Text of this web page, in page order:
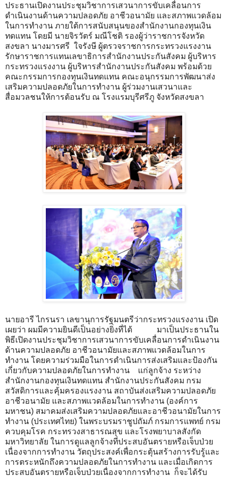
ประธานเปิดงานประชุมวิชาการเสวนาการขับเคลื่อนการ
ดำเนินงานด้านความปลอดภัย อาชีวอนามัย และสภาพแวดล้อม
ในการทำงาน ภายใต้การสนับสนุนของสำนักงานกองทุนเงิน
ทดแทน โดยมี นายจิรวัตร์ มณีโชติ รองผู้ว่าราชการจังหวัด
สงขลา นางมารศรี ใจรังษี ผู้ตรวจราชการกระทรวงแรงงาน
รักษาราชการแทนเลขาธิการสำนักงานประกันสังคม ผู้บริหาร
กระทรวงแรงงาน ผู้บริหารสำนักงานประกันสังคม พร้อมด้วย
คณะกรรมการกองทุนเงินทดแทน คณะอนุกรรมการพัฒนาส่ง
เสริมความปลอดภัยในการทำงาน ผู้ร่วมงานเสวนาและ
สื่อมวลชนให้การต้อนรับ ณ โรงแรมบุรีศรีภู จังหวัดสงขลา
นายอารี ไกรนรา เลขานุการรัฐมนตรีว่ากระทรวงแรงงาน เปิด
เผยว่า ผมมีความยินดีเป็นอย่างยิ่งที่ได้ มาเป็นประธานใน
พิธีเปิดงานประชุมวิชาการเสวนาการขับเคลื่อนการดำเนินงาน
ด้านความปลอดภัย อาชีวอนามัยและสภาพแวดล้อมในการ
ทำงาน โดยความร่วมมือในการดำเนินการส่งเสริมและป้องกัน
เกี่ยวกับความปลอดภัยในการทำงาน แก่ลูกจ้าง ระหว่าง
สำนักงานกองทุนเงินทดแทน สำนักงานประกันสังคม กรม
สวัสดิการและคุ้มครองแรงงาน สถาบันส่งเสริมความปลอดภัย
อาชีวอนามัย และสภาพแวดล้อมในการทำงาน (องค์การ
มหาชน) สมาคมส่งเสริมความปลอดภัยและอาชีวอนามัยในการ
ทำงาน (ประเทศไทย) ในพระบรมราชูปถัมภ์ กรมการแพทย์ กรม
ควบคุมโรค กระทรวงสาธารณสุข และโรงพยาบาลสังกัด
มหาวิทยาลัย ในการดูแลลูกจ้างที่ประสบอันตรายหรือเจ็บป่วย
เนื่องจากการทำงาน วัตถุประสงค์เพื่อกระตุ้นสร้างการรับรู้และ
การตระหนักถึงความปลอดภัยในการทำงาน และเมื่อเกิดการ
ประสบอันตรายหรือเจ็บป่วยเนื่องจากการทำงาน ก็จะได้รับ